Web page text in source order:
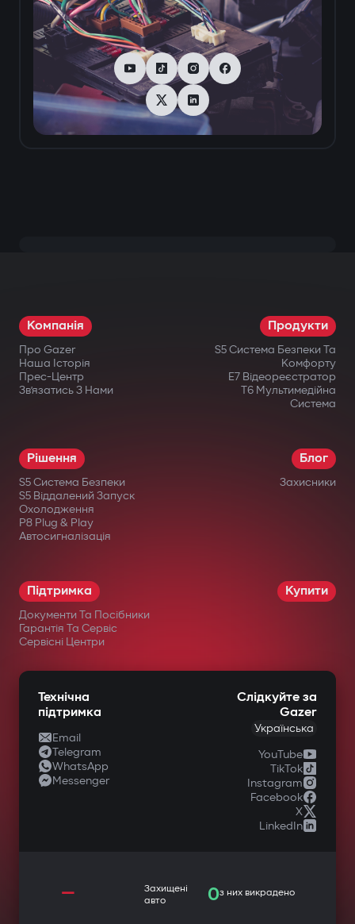
Компанія
Про Gazer
Наша Історія
Прес-Центр
Зв’язатись З Нами
Продукти
S5 Система Безпеки Та
Комфорту
E7 Відеореєстратор
T6 Мультимедійна
Система
Рішення
S5 Система Безпеки
S5 Віддалений Запуск
Охолодження
P8 Plug & Play
Автосигналізація
Блог
Захисники
Підтримка
Документи Та Посібники
Гарантія Та Сервіс
Сервісні Центри
Купити
Технічна
підтримка
Email
Telegram
WhatsApp
Messenger
Слідкуйте за
Gazer
Українська
YouTube
TikTok
Instagram
Facebook
X
LinkedIn
—
Захищені
авто
0з них викрадено